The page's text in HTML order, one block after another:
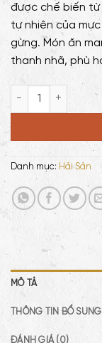
được chế biến
tự nhiên của
gừng. Món ăn
thanh nhã, phù
Mực lá hấp đại
Danh mục: Hải Sản
MÔ TẢ
THÔNG TIN BỔ SUNG
ĐÁNH GIÁ (0)